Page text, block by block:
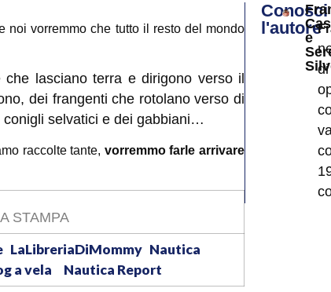
noi vorremmo che tutto il resto del mondo
lasciano terra e dirigono verso il
dei frangenti che rotolano verso di
selvatici e dei gabbiani…
raccolte tante, vorremmo farle arrivare
STAMPA
LaLibreriaDiMommy Nautica
a vela Nautica Report
Conosci
l'autore
e